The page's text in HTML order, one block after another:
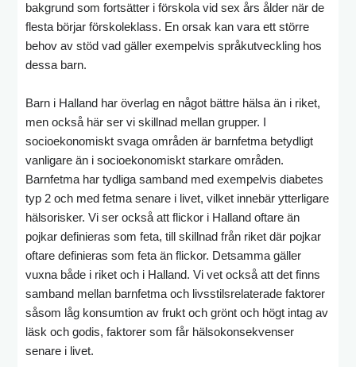
bakgrund som fortsätter i förskola vid sex års ålder när de
flesta börjar förskoleklass. En orsak kan vara ett större
behov av stöd vad gäller exempelvis språkutveckling hos
dessa barn.
Barn i Halland har överlag en något bättre hälsa än i riket,
men också här ser vi skillnad mellan grupper. I
socioekonomiskt svaga områden är barnfetma betydligt
vanligare än i socioekonomiskt starkare områden.
Barnfetma har tydliga samband med exempelvis diabetes
typ 2 och med fetma senare i livet, vilket innebär ytterligare
hälsorisker. Vi ser också att flickor i Halland oftare än
pojkar definieras som feta, till skillnad från riket där pojkar
oftare definieras som feta än flickor. Detsamma gäller
vuxna både i riket och i Halland. Vi vet också att det finns
samband mellan barnfetma och livsstilsrelaterade faktorer
såsom låg konsumtion av frukt och grönt och högt intag av
läsk och godis, faktorer som får hälsokonsekvenser
senare i livet.